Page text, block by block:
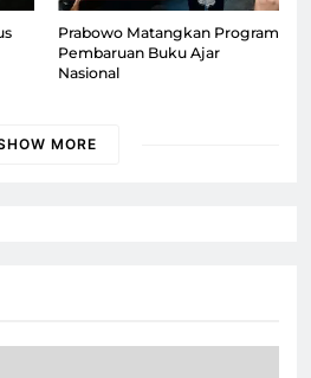
Prabowo Matangkan Program
Pembaruan Buku Ajar
Nasional
MORE